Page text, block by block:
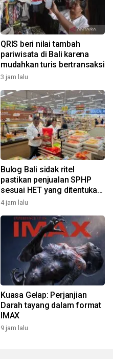
QRIS beri nilai tambah
pariwisata di Bali karena
mudahkan turis bertransaksi
3 jam lalu
Bulog Bali sidak ritel
pastikan penjualan SPHP
sesuai HET yang ditentukan
pemerintah
4 jam lalu
Kuasa Gelap: Perjanjian
Darah tayang dalam format
IMAX
9 jam lalu